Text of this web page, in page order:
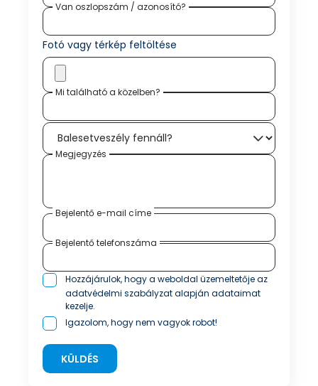
Van oszlopszám / azonosító?
Fotó vagy térkép feltöltése
Mi található a közelben?
Megjegyzés
Bejelentő e-mail címe
Bejelentő telefonszáma
Hozzájárulok, hogy a weboldal üzemeltetője az
adatvédelmi szabályzatalapján adataimat
kezelje.
Igazolom, hogy nem vagyok robot!
KÜLDÉS